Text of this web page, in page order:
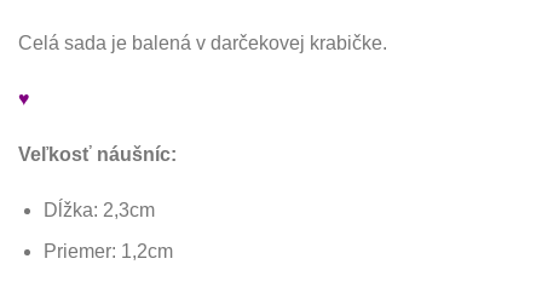
Celá sada je balená v darčekovej krabičke.
♥
Veľkosť náušníc:
Dĺžka: 2,3cm
Priemer: 1,2cm